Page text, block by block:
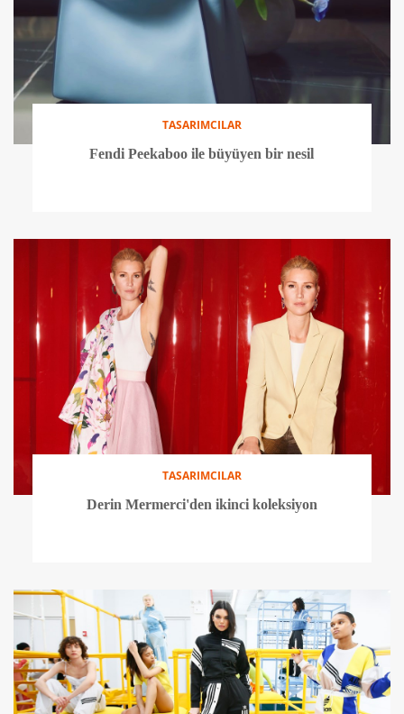
TASARIMCILAR
Fendi Peekaboo ile büyüyen bir nesil
TASARIMCILAR
Derin Mermerci'den ikinci koleksiyon